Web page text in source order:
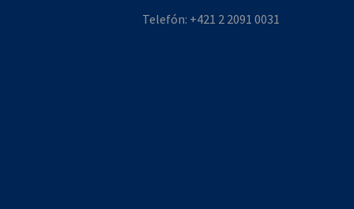
Telefón: +421 2 2091 0031